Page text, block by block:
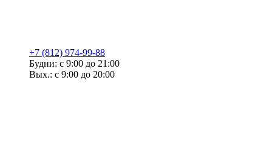
+7 (812) 974-99-88
Будни: с 9:00 до 21:00
Вых.: с 9:00 до 20:00